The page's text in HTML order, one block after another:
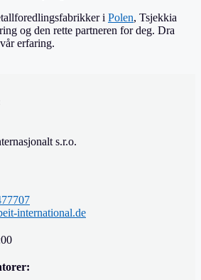
i Polen, Tsjekkia
og den rette partneren for deg. Dra
erfaring.
s.r.o.
international.de